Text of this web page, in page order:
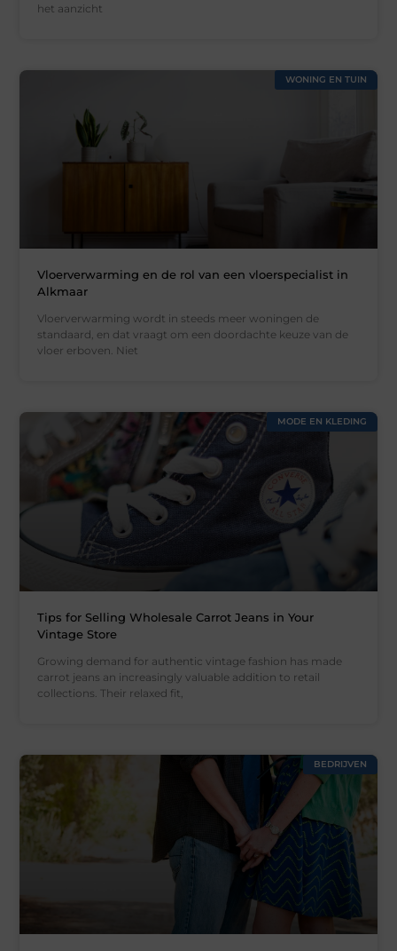
het aanzicht
WONING EN TUIN
Vloerverwarming en de rol van een vloerspecialist in
Alkmaar
Vloerverwarming wordt in steeds meer woningen de
standaard, en dat vraagt om een doordachte keuze van de
vloer erboven. Niet
MODE EN KLEDING
Tips for Selling Wholesale Carrot Jeans in Your
Vintage Store
Growing demand for authentic vintage fashion has made
carrot jeans an increasingly valuable addition to retail
collections. Their relaxed fit,
BEDRIJVEN